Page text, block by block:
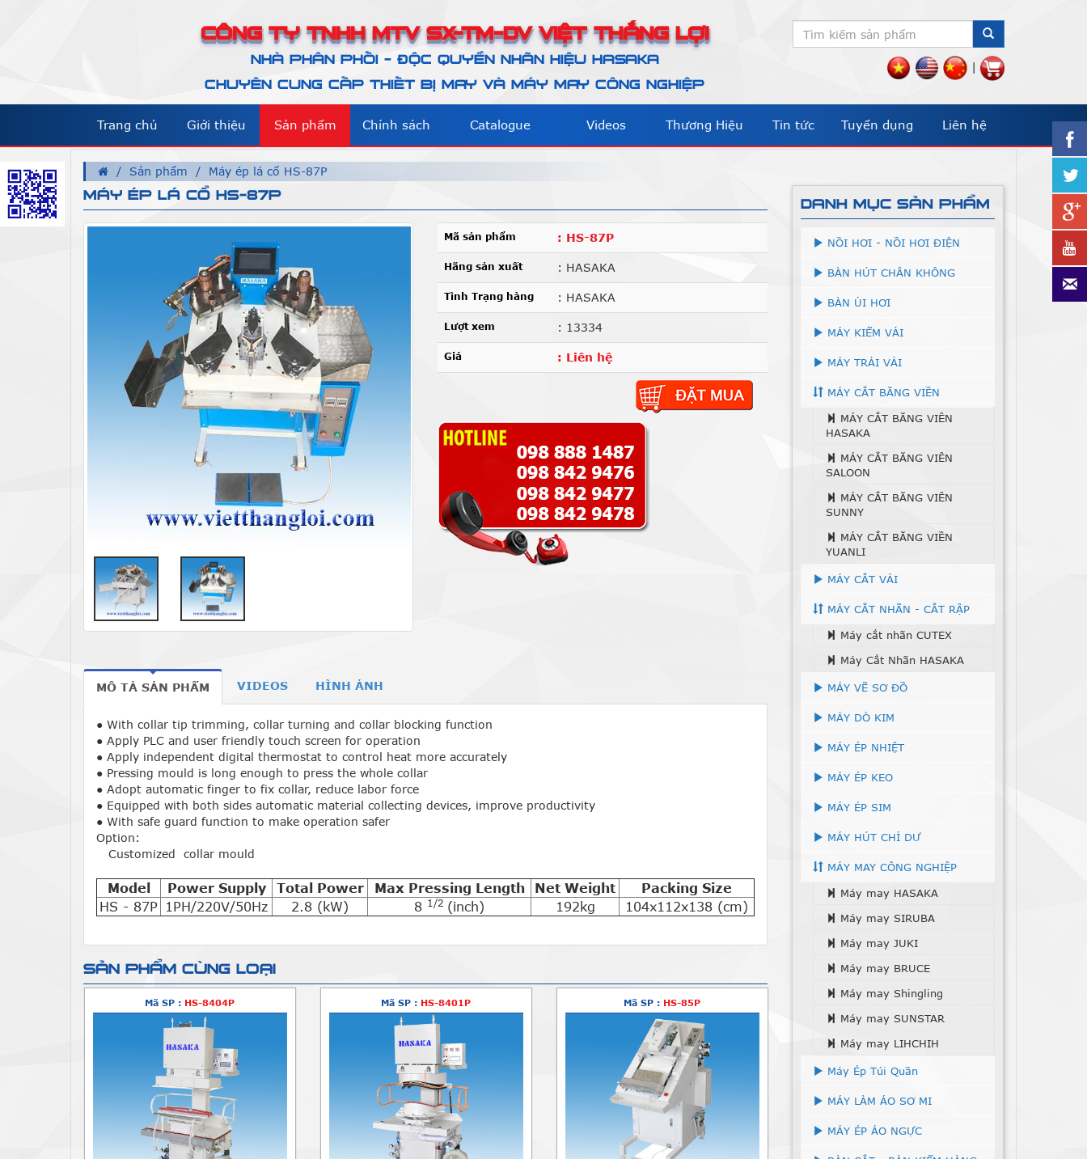
CÔNG TY TNHH MTV SX-TM-DV VIỆT THẮNG LỢI
NHÀ PHÂN PHỐI - ĐỘC QUYỀN NHÃN HIỆU HASAKA
CHUYÊN CUNG CẤP THIẾT BỊ MAY VÀ MÁY MAY CÔNG NGHIỆP
|
Trang chủ Giới thiệu Sản phẩm Chính sách Catalogue Videos Thương Hiệu Tin tức Tuyển dụng Liên hệ
Sản phẩm Máy ép lá cổ HS-87P
MÁY ÉP LÁ CỔ HS-87P
Mã sản phẩm : HS-87P
Hãng sản xuất : HASAKA
Tình Trạng hàng : HASAKA
Lượt xem : 13334
Giá : Liên hệ
MÔ TẢ SẢN PHẨM VIDEOS HÌNH ẢNH
● With collar tip trimming, collar turning and collar blocking function
● Apply PLC and user friendly touch screen for operation
● Apply independent digital thermostat to control heat more accurately
● Pressing mould is long enough to press the whole collar
● Adopt automatic finger to fix collar, reduce labor force
● Equipped with both sides automatic material collecting devices, improve productivity
● With safe guard function to make operation safer
Option:
Customized collar mould
Model Power Supply Total Power Max Pressing Length Net Weight
Packing Size
HS - 87P 1PH/220V/50Hz 2.8 (kW) 8 1/2 (inch) 192kg 104x112x138 (cm)
SẢN PHẨM CÙNG LOẠI
Mã SP : HS-8404P Mã SP : HS-8401P Mã SP : HS-85P
DANH MỤC SẢN PHẨM
NỒI HƠI - NỒI HƠI ĐIỆN
BÀN HÚT CHÂN KHÔNG
BÀN ỦI HƠI
MÁY KIỂM VẢI
MÁY TRẢI VẢI
MÁY CẮT BĂNG VIỀN
MÁY CẮT BĂNG VIÊN
HASAKA
MÁY CẮT BĂNG VIÊN
SALOON
MÁY CẮT BĂNG VIÊN
SUNNY
MÁY CẮT BĂNG VIỀN
YUANLI
MÁY CẮT VẢI
MÁY CẮT NHÃN - CẮT RẬP
Máy cắt nhãn CUTEX
Máy Cắt Nhãn HASAKA
MÁY VẼ SƠ ĐỒ
MÁY DÒ KIM
MÁY ÉP NHIỆT
MÁY ÉP KEO
MÁY ÉP SIM
MÁY HÚT CHỈ DƯ
MÁY MAY CÔNG NGHIỆP
Máy may HASAKA
Máy may SIRUBA
Máy may JUKI
Máy may BRUCE
Máy may Shingling
Máy may SUNSTAR
Máy may LIHCHIH
Máy Ép Túi Quần
MÁY LÀM ÁO SƠ MI
MÁY ÉP ÁO NGỰC